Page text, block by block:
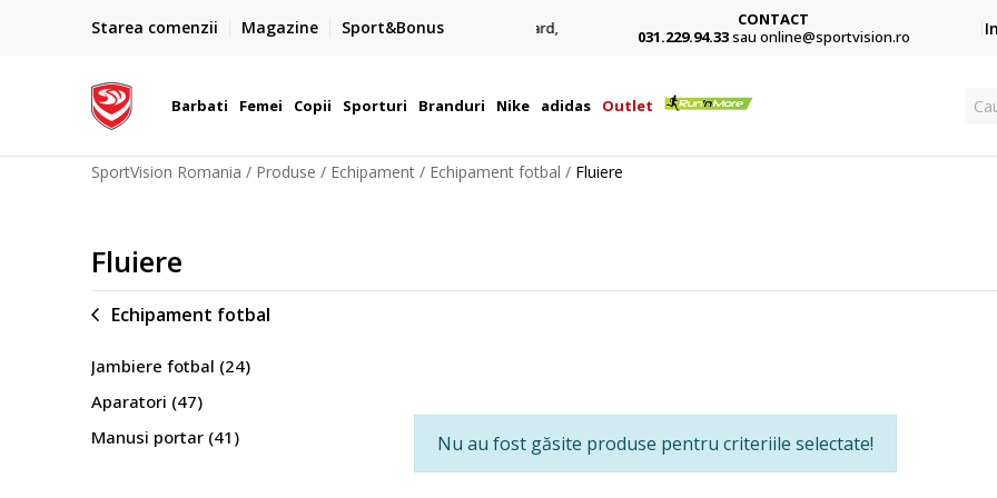
Starea comenzii Magazine Sport&Bonus
Plateste cu cardul in siguranta prin WSPay - Visa, MasterCard,
CONTACT
031.229.94.33sau online@sportvision.ro
Barbati Femei Copii Sporturi Branduri Nike adidas Outlet
SportVision Romania Produse Echipament Echipament fotbal Fluiere
Fluiere
Echipament fotbal
Jambiere fotbal (24)
Aparatori (47)
Manusi portar (41) Nu au fost găsite produse pentru criteriile selectate!